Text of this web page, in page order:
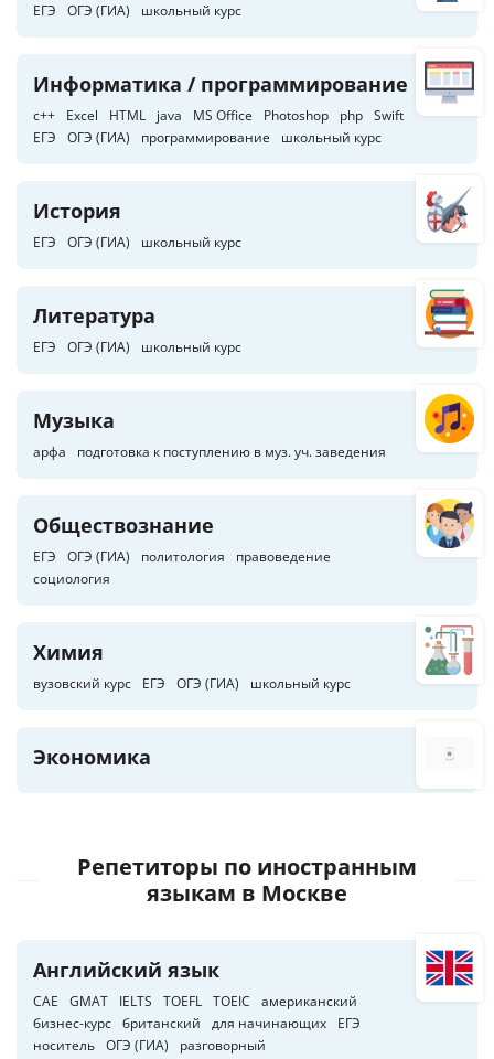
ЕГЭ ОГЭ (ГИА) школьный курс
Информатика / программирование
c++ Excel HTML java MS Office Photoshop php Swift
ЕГЭ
ОГЭ (ГИА) программирование школьный курс
История
ЕГЭ ОГЭ (ГИА) школьный курс
Литература
ЕГЭ ОГЭ (ГИА) школьный курс
Музыка
арфа подготовка к поступлению в муз. уч. заведения
Обществознание
ЕГЭ ОГЭ (ГИА) политология
правоведение
социология
Химия
вузовский курс ЕГЭ ОГЭ (ГИА) школьный курс
Экономика
Репетиторы по иностранным
языкам в Москве
Английский язык
CAE GMAT IELTS TOEFL TOEIC
американский
бизнес-курс британский для начинающих
ЕГЭ
носитель ОГЭ (ГИА) разговорный